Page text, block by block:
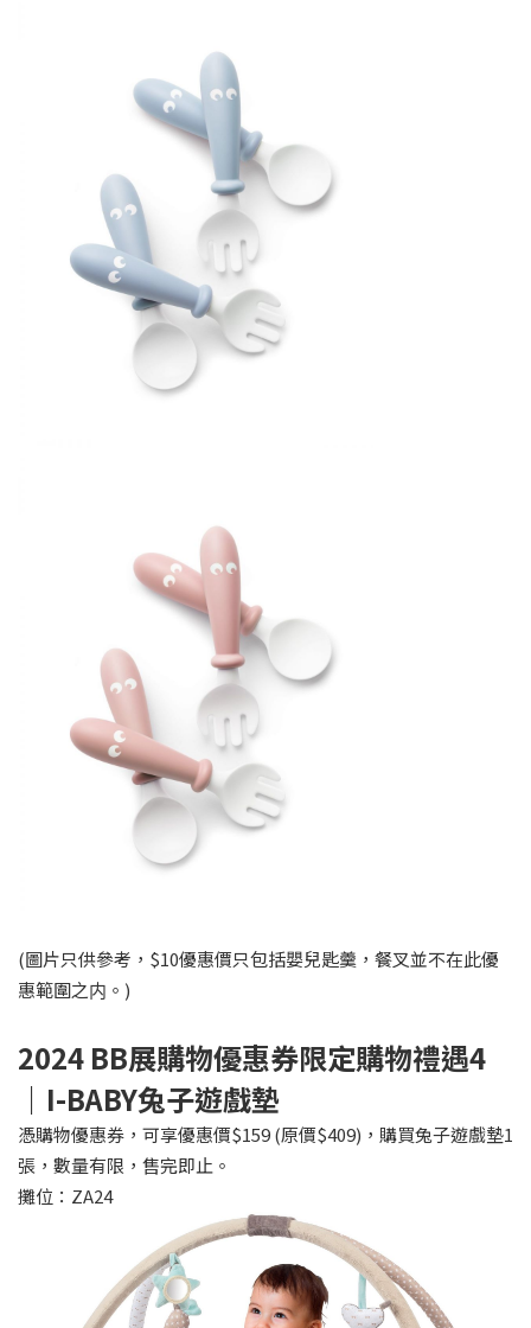
(圖片只供參考，$10優惠價只包括嬰兒匙羹，餐叉並不在此優
惠範圍之内。)
2024 BB展購物優惠券限定購物禮遇4
｜I-BABY兔子遊戲墊
憑購物優惠券，可享優惠價$159 (原價$409)，購買兔子遊戲墊1
張，數量有限，售完即止。
攤位：ZA24